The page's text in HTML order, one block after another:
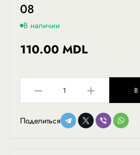
08
В наличии
110.00 MDL
Поделиться